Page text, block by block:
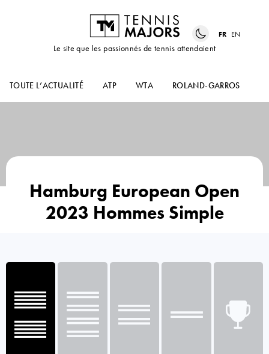
Le site que les passionnés de tennis attendaient
FR EN
TOUTE L’ACTUALITÉ ATP WTA ROLAND-GARROS
Hamburg European Open
2023 Hommes Simple